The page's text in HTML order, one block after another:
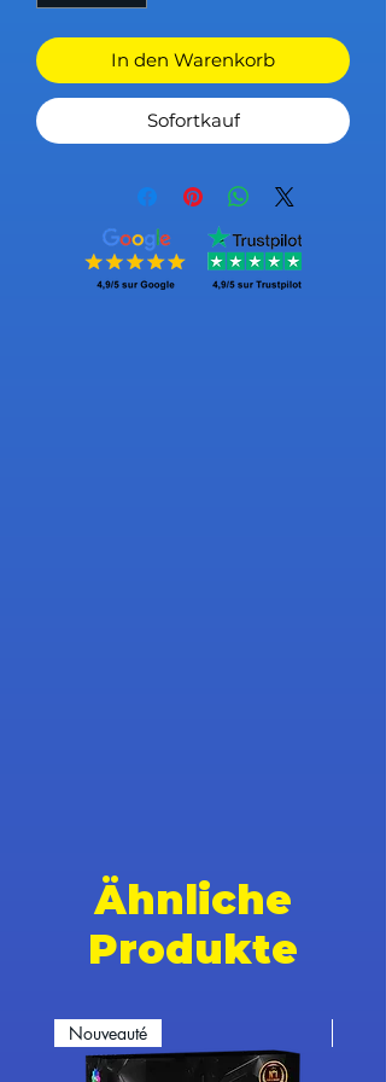
In den Warenkorb
Sofortkauf
Ähnliche
Produkte
Nouveauté